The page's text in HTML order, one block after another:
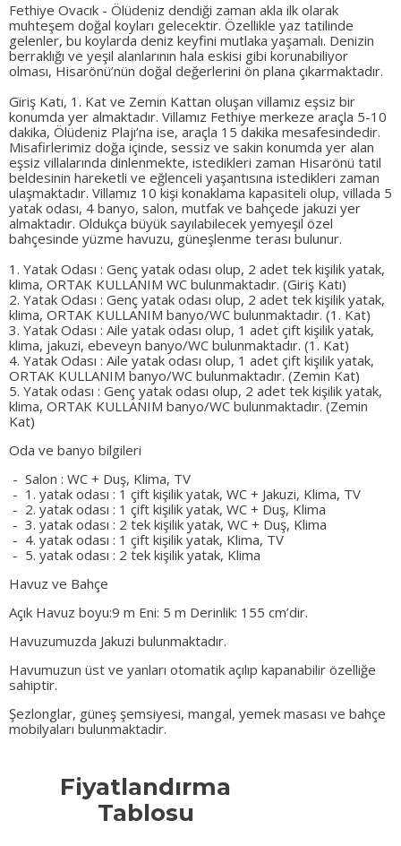
Fethiye Ovacık - Ölüdeniz dendiği zaman akla ilk olarak
muhteşem doğal koyları gelecektir. Özellikle yaz tatilinde
gelenler, bu koylarda deniz keyfini mutlaka yaşamalı. Denizin
berraklığı ve yeşil alanlarının hala eskisi gibi korunabiliyor
olması, Hisarönü’nün doğal değerlerini ön plana çıkarmaktadır.
Giriş Katı, 1. Kat ve Zemin Kattan oluşan villamız eşsiz bir
konumda yer almaktadır. Villamız Fethiye merkeze araçla 5-10
dakika, Ölüdeniz Plajı’na ise, araçla 15 dakika mesafesindedir.
Misafirlerimiz doğa içinde, sessiz ve sakin konumda yer alan
eşsiz villalarında dinlenmekte, istedikleri zaman Hisarönü tatil
beldesinin hareketli ve eğlenceli yaşantısına istedikleri zaman
ulaşmaktadır. Villamız 10 kişi konaklama kapasiteli olup, villada 5
yatak odası, 4 banyo, salon, mutfak ve bahçede jakuzi yer
almaktadır. Oldukça büyük sayılabilecek yemyeşil özel
bahçesinde yüzme havuzu, güneşlenme terası bulunur.
1. Yatak Odası : Genç yatak odası olup, 2 adet tek kişilik yatak,
klima, ORTAK KULLANIM WC bulunmaktadır. (Giriş Katı)
2. Yatak Odası : Genç yatak odası olup, 2 adet tek kişilik yatak,
klima, ORTAK KULLANIM banyo/WC bulunmaktadır. (1. Kat)
3. Yatak Odası : Aile yatak odası olup, 1 adet çift kişilik yatak,
klima, jakuzi, ebeveyn banyo/WC bulunmaktadır. (1. Kat)
4. Yatak Odası : Aile yatak odası olup, 1 adet çift kişilik yatak,
ORTAK KULLANIM banyo/WC bulunmaktadır. (Zemin Kat)
5. Yatak odası : Genç yatak odası olup, 2 adet tek kişilik yatak,
klima, ORTAK KULLANIM banyo/WC bulunmaktadır. (Zemin
Kat)
Oda ve banyo bilgileri
- Salon : WC + Duş, Klima, TV
- 1. yatak odası : 1 çift kişilik yatak, WC + Jakuzi, Klima, TV
- 2. yatak odası : 1 çift kişilik yatak, WC + Duş, Klima
- 3. yatak odası : 2 tek kişilik yatak, WC + Duş, Klima
- 4. yatak odası : 1 çift kişilik yatak, Klima, TV
- 5. yatak odası : 2 tek kişilik yatak, Klima
Havuz ve Bahçe
Açık Havuz boyu:9 m Eni: 5 m Derinlik: 155 cm’dir.
Havuzumuzda Jakuzi bulunmaktadır.
Havumuzun üst ve yanları otomatik açılıp kapanabilir özelliğe
sahiptir.
Şezlonglar, güneş şemsiyesi, mangal, yemek masası ve bahçe
mobilyaları bulunmaktadir.
Fiyatlandırma
Tablosu